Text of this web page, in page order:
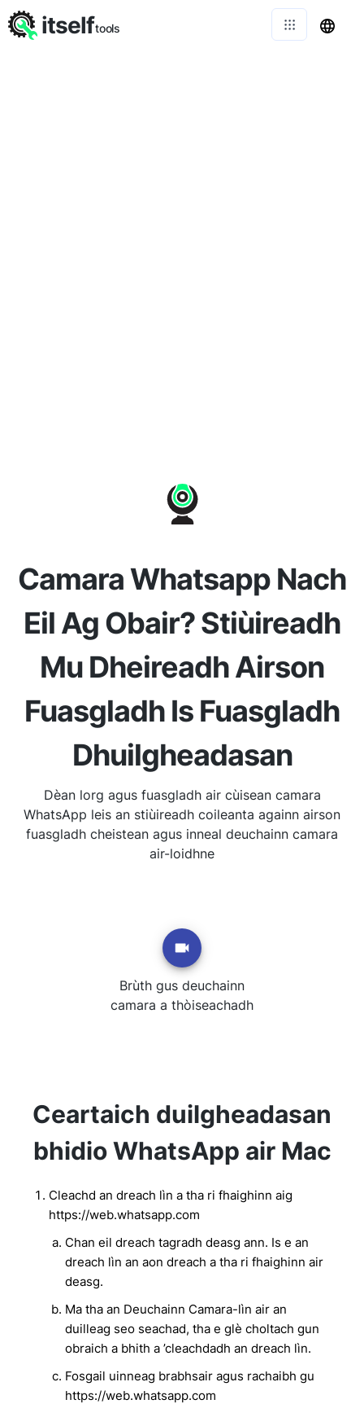
Camara Whatsapp Nach
Eil Ag Obair? Stiùireadh
Mu Dheireadh Airson
Fuasgladh Is Fuasgladh
Dhuilgheadasan
Dèan lorg agus fuasgladh air cùisean camara
WhatsApp leis an stiùireadh coileanta againn airson
fuasgladh cheistean agus inneal deuchainn camara
air-loidhne
Brùth gus deuchainn
camara a thòiseachadh
Ceartaich duilgheadasan
bhidio WhatsApp air Mac
Cleachd an dreach lìn a tha ri fhaighinn aig
https://web.whatsapp.com
Chan eil dreach tagradh deasg ann. Is e an
dreach lìn an aon dreach a tha ri fhaighinn air
deasg.
Ma tha an Deuchainn Camara-lìn air an
duilleag seo seachad, tha e glè choltach gun
obraich a bhith a ’cleachdadh an dreach lìn.
Fosgail uinneag brabhsair agus rachaibh gu
https://web.whatsapp.com
itselftools